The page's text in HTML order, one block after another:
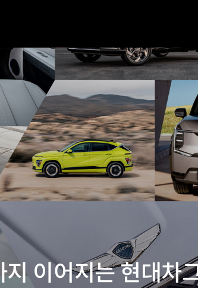
지 이어지는 현대차